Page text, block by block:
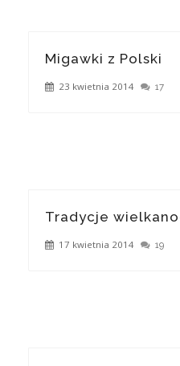
Migawki z Polski
23 kwietnia 2014 17
Tradycje
17 kwietnia 2014 19